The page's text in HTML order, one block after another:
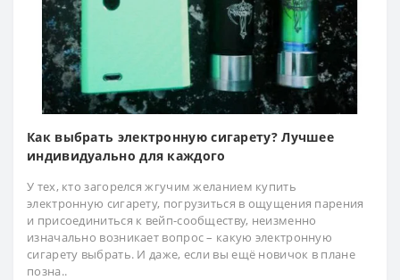
Как выбрать электронную сигарету? Лучшее
индивидуально для каждого
У тех, кто загорелся жгучим желанием купить
электронную сигарету, погрузиться в ощущения парения
и присоединиться к вейп-сообществу, неизменно
изначально возникает вопрос – какую электронную
сигарету выбрать. И даже, если вы ещё новичок в плане
позна..